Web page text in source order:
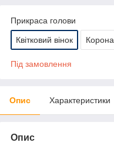
Прикраса голови
Квітковий вінок Корона
Під замовлення
Опис Характеристики
Опис